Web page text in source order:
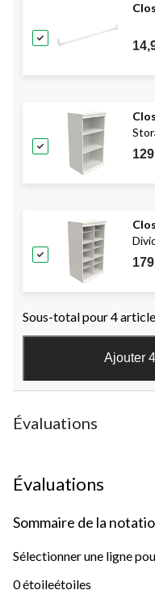
Sous-total pour 4
Ajouter
Évaluations
Évaluations
Sommaire de la
Sélectionner une ligne
0 étoileétoiles